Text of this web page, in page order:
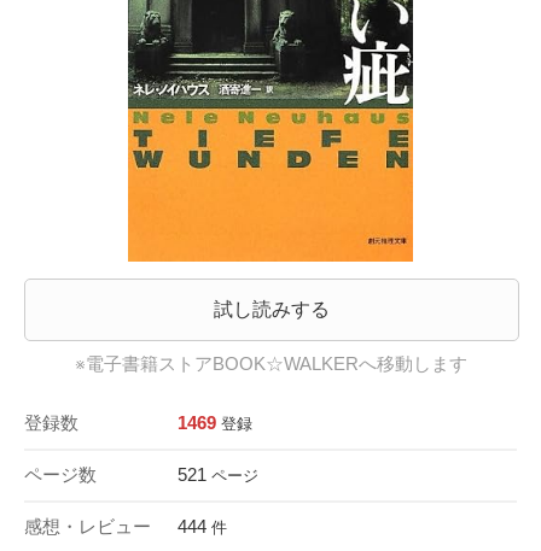
試し読みする
※電子書籍ストアBOOK☆WALKERへ移動します
登録数 1469 登録
ページ数 521 ページ
感想・レビュー 444 件